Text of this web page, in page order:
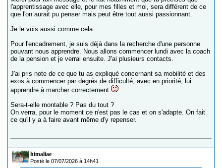
l'apprentissage avec elle, pour mes filles et moi, sera différent de ce
que l'on aurait pu penser mais peut être tout aussi passionnant.
Je le vois aussi comme cela.
Pour l'encadrement, je suis déjà dans la recherche d'une personne
pouvant nous apprendre. Nous allons commencer lundi avec la coach
de la pension et je verrai ensuite. J'ai plusieurs contacts.
J'ai pris note de ce que tu as expliqué concernant sa mobilité et des
exos à commencer par degrés de difficulté, avec en priorité, lui
apprendre à marcher correctement
Sera-t-elle montable ? Pas du tout ?
On verra, pour le moment ce n'est pas le cas et on s'adapte. On fait
ce qu'il y a à faire avant même d'y repenser.
himaliae
Posté le 07/07/2026 à 14h41